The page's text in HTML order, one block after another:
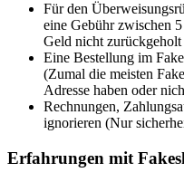
Für den
eine Gebühr zwischen
Geld nicht
Eine Bestellung im
(Zumal die meisten
Adresse haben oder
Rechnungen,
ignorieren (Nur
Erfahrungen mit